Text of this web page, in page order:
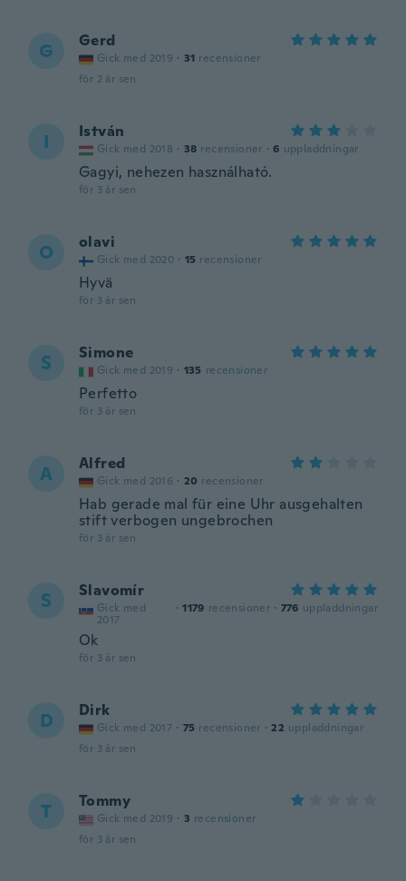
G Gerd
Gick med 2019 · 31 recensioner
för 2 år sen
I István
Gick med 2018 · 38 recensioner · 6 uppladdningar
Gagyi, nehezen használható.
för 3 år sen
O olavi
Gick med 2020 · 15 recensioner
Hyvä
för 3 år sen
S Simone
Gick med 2019 · 135 recensioner
Perfetto
för 3 år sen
A Alfred
Gick med 2016 · 20 recensioner
Hab gerade mal für eine Uhr ausgehalten
stift verbogen ungebrochen
för 3 år sen
S Slavomír
Gick med
2017
· 1179 recensioner · 776 uppladdningar
Ok
för 3 år sen
D Dirk
Gick med 2017 · 75 recensioner · 22 uppladdningar
för 3 år sen
T Tommy
Gick med 2019 · 3 recensioner
för 3 år sen